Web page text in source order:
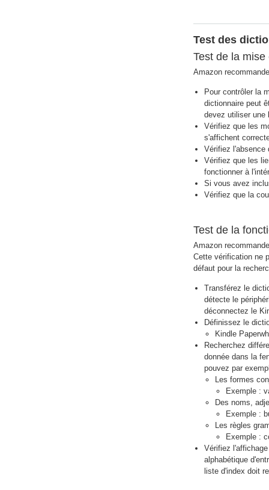
Test des
Test de la mise
Amazon
Pour contrôler la
dictionnaire peut
devez utiliser une
Vérifiez que les
s'affichent
Vérifiez l'absence
Vérifiez que les
fonctionner à
Si vous avez
Vérifiez que la
Test de la
Amazon
Cette vérification ne
défaut pour la
Transférez le
détecte le
déconnectez le
Définissez le
Kindle
Recherchez
donnée dans la
pouvez par
Les formes
Exemple :
Des noms,
Exemple :
Les règles
Exemple :
Vérifiez
alphabétique
liste d'index doit